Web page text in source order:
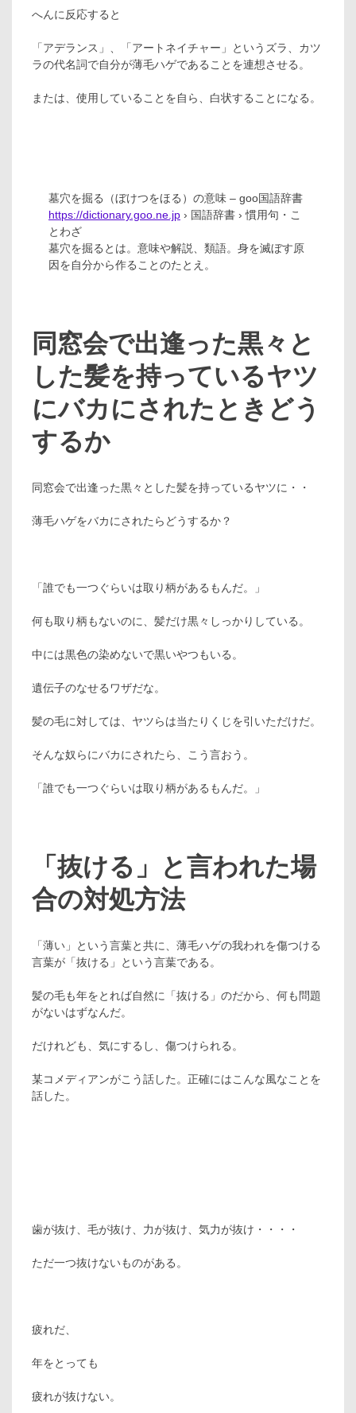
へんに反応すると
「アデランス」、「アートネイチャー」というズラ、カツ
ラの代名詞で自分が薄毛ハゲであることを連想させる。
または、使用していることを自ら、白状することになる。
墓穴を掘る（ぼけつをほる）の意味 – goo国語辞書
https://dictionary.goo.ne.jp › 国語辞書 › 慣用句・こ
とわざ
墓穴を掘るとは。意味や解説、類語。身を滅ぼす原
因を自分から作ることのたとえ。
同窓会で出逢った黒々と
した髪を持っているヤツ
にバカにされたときどう
するか
同窓会で出逢った黒々とした髪を持っているヤツに・・
薄毛ハゲをバカにされたらどうするか？
「誰でも一つぐらいは取り柄があるもんだ。」
何も取り柄もないのに、髪だけ黒々しっかりしている。
中には黒色の染めないで黒いやつもいる。
遺伝子のなせるワザだな。
髪の毛に対しては、ヤツらは当たりくじを引いただけだ。
そんな奴らにバカにされたら、こう言おう。
「誰でも一つぐらいは取り柄があるもんだ。」
「抜ける」と言われた場
合の対処方法
「薄い」という言葉と共に、薄毛ハゲの我われを傷つける
言葉が「抜ける」という言葉である。
髪の毛も年をとれば自然に「抜ける」のだから、何も問題
がないはずなんだ。
だけれども、気にするし、傷つけられる。
某コメディアンがこう話した。正確にはこんな風なことを
話した。
歯が抜け、毛が抜け、力が抜け、気力が抜け・・・・
ただ一つ抜けないものがある。
疲れだ、
年をとっても
疲れが抜けない。